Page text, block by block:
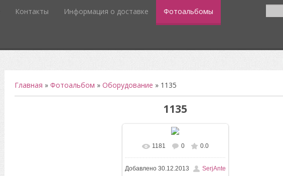
Контакты Информация о доставке Фотоальбомы
Главная » Фотоальбом » Оборудование » 1135
1135
В реальном размере
1200x1600/ 348.9Kb
1181 0 0.0
Добавлено30.12.2013 SerjAnte